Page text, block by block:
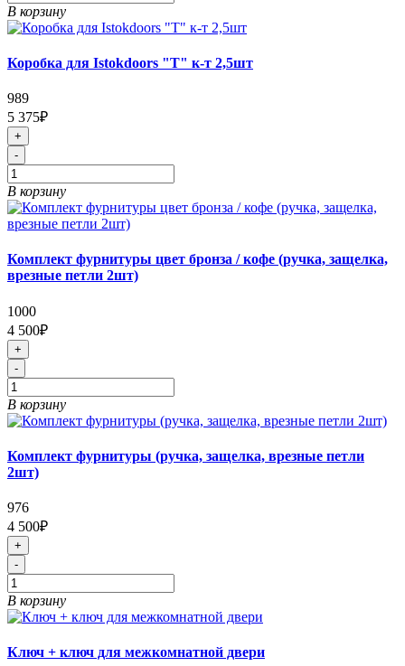
В корзину
Коробка для Istokdoors "Т" к-т 2,5шт
989
5 375₽
+
-
В корзину
Комплект фурнитуры цвет бронза / кофе (ручка, защелка,
врезные петли 2шт)
1000
4 500₽
+
-
В корзину
Комплект фурнитуры (ручка, защелка, врезные петли
2шт)
976
4 500₽
+
-
В корзину
Ключ + ключ для межкомнатной двери